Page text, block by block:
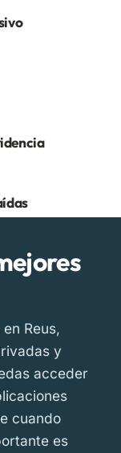
Reus,
y
acceder
cuando
es